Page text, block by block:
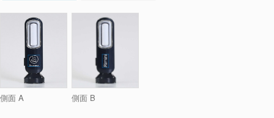
側面 A 側面 B